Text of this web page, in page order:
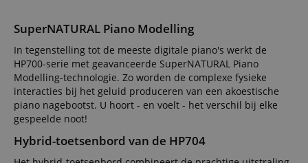
SuperNATURAL Piano Modelling
In tegenstelling tot de meeste digitale piano's werkt de
HP700-serie met geavanceerde SuperNATURAL Piano
Modelling-technologie. Zo worden de complexe fysieke
interacties bij het geluid produceren van een akoestische
piano nagebootst. U hoort - en voelt - het verschil bij elke
gespeelde noot!
Hybrid-toetsenbord van de HP704